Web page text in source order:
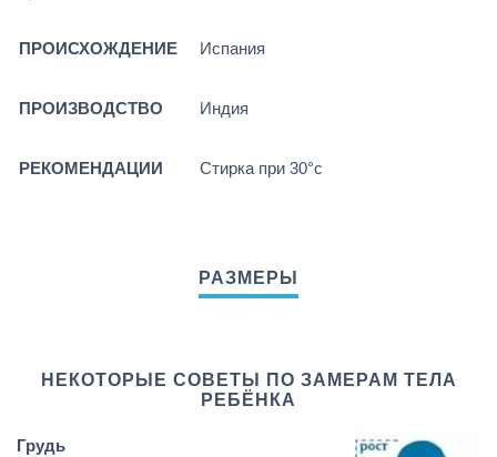
ПРОИСХОЖДЕНИЕ Испания
ПРОИЗВОДСТВО Индия
РЕКОМЕНДАЦИИ Стирка при 30°c
НЕКОТОРЫЕ СОВЕТЫ ПО ЗАМЕРАМ ТЕЛА
РЕБЁНКА
Грудь